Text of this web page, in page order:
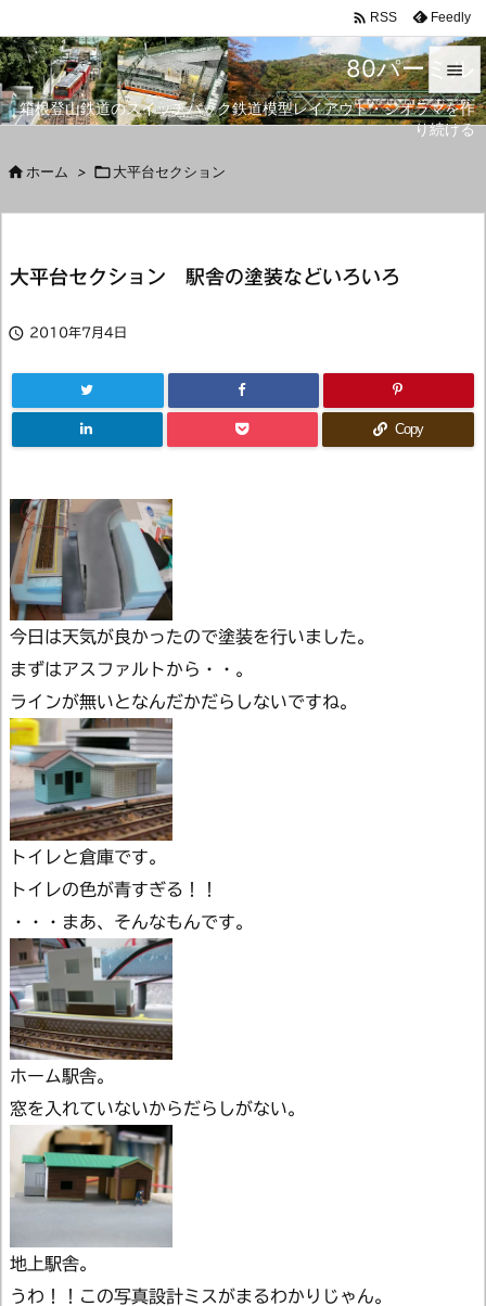
80パーミル
箱根登山鉄道のスイッチバック鉄道模型レイアウト・ジオラマを作
り続ける


メニュ
 RSS Feedly
 ホーム > 大平台セクション
大平台セクション 駅舎の塗装などいろいろ
 2010年7月4日
Copy
今日は天気が良かったので塗装を行いました。
まずはアスファルトから・・。
ラインが無いとなんだかだらしないですね。
トイレと倉庫です。
トイレの色が青すぎる！！
・・・まあ、そんなもんです。
ホーム駅舎。
窓を入れていないからだらしがない。
地上駅舎。
うわ！！この写真設計ミスがまるわかりじゃん。